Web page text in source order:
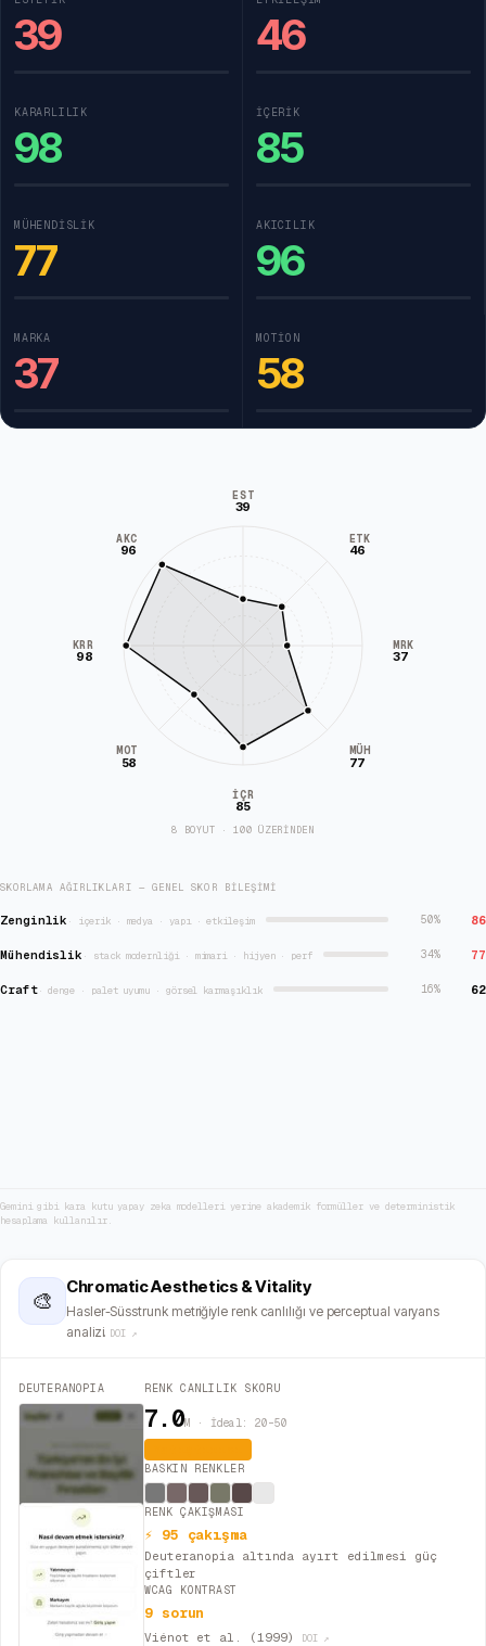
39 46
KARARLILIK
98
İÇERIK
85
MÜHENDISLIK
77
AKICILIK
96
MARKA
37
MOTION
58
EST
39
ETK
46
MRK
37
MÜH
77
İÇR
85
MOT
58
KRR
98
AKC
96
8 BOYUT · 100 ÜZERİNDEN
SKORLAMA AĞIRLIKLARI — GENEL SKOR BILEŞIMI
Zenginlik · içerik · medya · yapı · etkileşim 50% 86
Mühendislik · stack modernliği · mimari · hijyen · perf 34% 77
Craft·denge · palet uyumu · görsel karmaşıklık 16% 62
Gemini gibi kara kutu yapay zeka modelleri yerine akademik formüller ve deterministik
hesaplama kullanılır.
🎨
Chromatic Aesthetics & Vitality
Hasler-Süsstrunk metriğiyle renk canlılığı ve perceptual varyans
analizi. DOI ↗
DEUTERANOPIA RENK CANLILIK SKORU
7.0M · İdeal: 20–50
BASKIN RENKLER
RENK ÇAKIŞMASI
⚡ 95 çakışma
Deuteranopia altında ayırt edilmesi güç
çiftler
WCAG KONTRAST
9 sorun
Viénot et al. (1999) DOI ↗